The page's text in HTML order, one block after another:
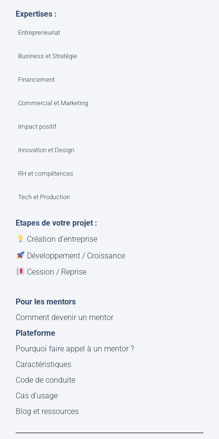
Expertises :
Entrepreneuriat
Business et Stratégie
Financement
Commercial et Marketing
Impact positif
Innovation et Design
RH et compétences
Tech et Production
Etapes de votre projet :
Création d’entreprise
Développement / Croissance
Cession / Reprise
Pour les mentors
Comment devenir un mentor
Plateforme
Pourquoi faire appel à un mentor ?
Caractéristiques
Code de conduite
Cas d’usage
Blog et ressources